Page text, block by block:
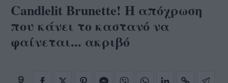
Candlelit Brunette! Η απόχρωση
που κάνει το καστανό να
φαίνεται... ακριβό
9